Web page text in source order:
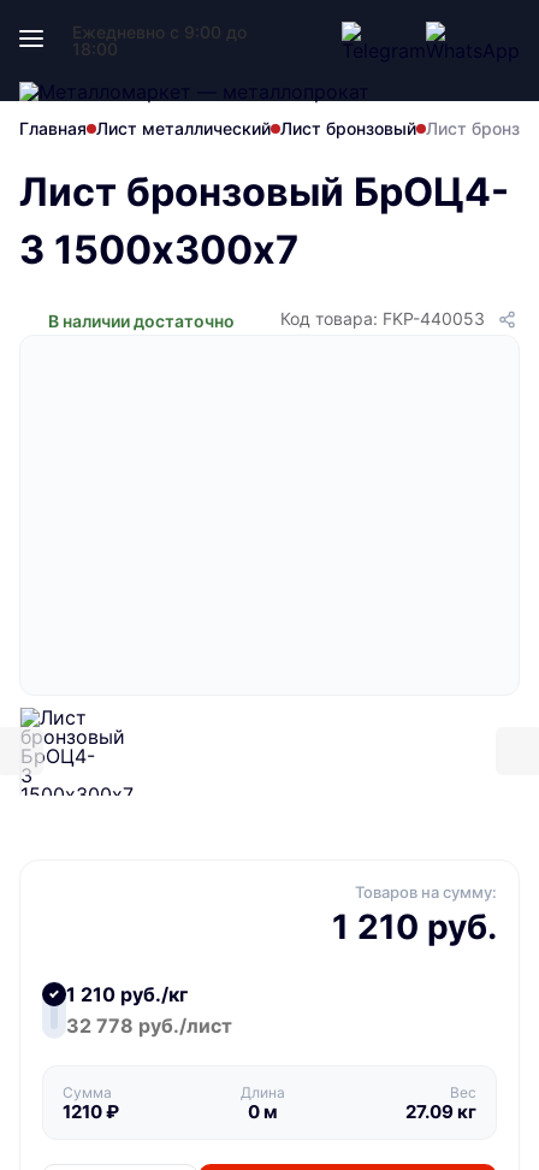
Ежедневно с 9:00 до
18:00
Главная Лист металлический Лист бронзовый Лист
Лист бронзовый БрОЦ4-
3 1500х300х7
В наличии достаточно Код товара: FKP-440053
Товаров на сумму:
1 210 руб.
1 210 руб./кг
32 778 руб./лист
Сумма
1210₽
Длина
0м
Вес
27.09кг